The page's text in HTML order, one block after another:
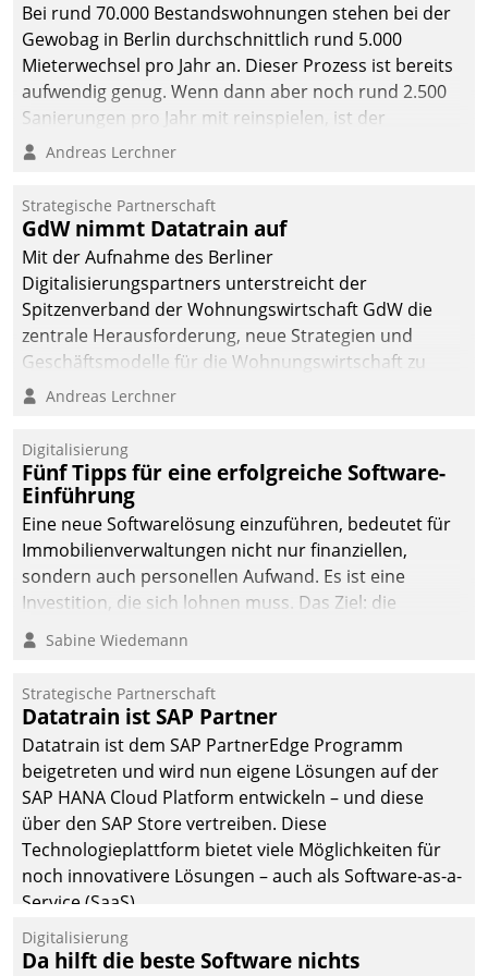
Bei rund 70.000 Bestandswohnungen stehen bei der
Gewobag in Berlin durchschnittlich rund 5.000
Mieterwechsel pro Jahr an. Dieser Prozess ist bereits
aufwendig genug. Wenn dann aber noch rund 2.500
Sanierungen pro Jahr mit reinspielen, ist der
Betreuungs- und Organisationsaufwand immens. Im
kommunale Wohnungsbauunternehmen daher
gemeinsam mit der Berliner Datatrain GmbH den
Teilprozess der Objektsanierung digitalisiert.
Andreas Lerchner
Strategische Partnerschaft
GdW nimmt Datatrain auf
Mit der Aufnahme des Berliner
Digitalisierungspartners unterstreicht der
Spitzenverband der Wohnungswirtschaft GdW die
zentrale Herausforderung, neue Strategien und
Geschäftsmodelle für die Wohnungswirtschaft zu
entwickeln.
Andreas Lerchner
Digitalisierung
Fünf Tipps für eine erfolgreiche Software-
Einführung
Eine neue Softwarelösung einzuführen, bedeutet für
Immobilienverwaltungen nicht nur finanziellen,
sondern auch personellen Aufwand. Es ist eine
Investition, die sich lohnen muss. Das Ziel: die
nachhaltige Optimierung der Geschäftsabläufe. Damit
dieses Ziel erreicht wird, sollten einige Grundregeln
Sabine Wiedemann
Strategische Partnerschaft
Datatrain ist SAP Partner
Datatrain ist dem SAP PartnerEdge Programm
beigetreten und wird nun eigene Lösungen auf der
SAP HANA Cloud Platform entwickeln – und diese
über den SAP Store vertreiben. Diese
Technologieplattform bietet viele Möglichkeiten für
noch innovativere Lösungen – auch als Software-as-a-
Service (SaaS).
Digitalisierung
Da hilft die beste Software nichts